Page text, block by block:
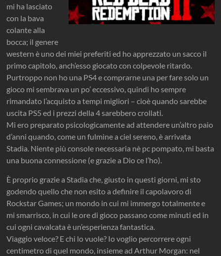
mi ha lasciato
con la bava
colante alla
bocca; il genere
western è uno dei miei preferiti ed ho apprezzato un sacco il
primo capitolo, anch’esso giocato con colpevole ritardo.
Purtroppo non ho una PS4 e comprarne una per fare solo un
gioco mi sembrava un po’ eccessivo, quindi ho sempre
rimandato l’acquisto a tempi migliori – cioè quando sarebbe
uscita PS5 ed i prezzi della 4 sarebbero crollati.
Mi ero preparato psicologicamente ad attendere un’altro paio
d’anni quando, come un fulmine a ciel sereno, è arrivata
Stadia. Niente più console necessaria nè pc pompato, mi basta
una buona connessione (e grazie a Dio ce l’ho).
È proprio grazie a Stadia che, giusto in questi giorni, mi sto
godendo quello che non esito a definire il capolavoro di
Rockstar Games; un mondo in cui mi immergo totalmente e
mi smarrisco, in cui le ore di gioco passano come minuti ed in
cui ogni cavalcata è un’esperienza fantastica.
Viaggio veloce? E chi lo vuole? Io voglio percorrere ogni
centimetro di quel mondo, insieme ad Arthur Morgan: nel